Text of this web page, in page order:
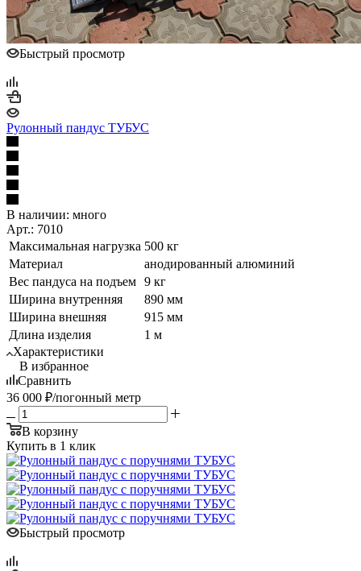
Быстрый просмотр
Рулонный пандус ТУБУС
В наличии: много
Арт.: 7010
Максимальная нагрузка 500 кг
Материал
анодированный алюминий
Вес пандуса на подъем 9 кг
Ширина внутренняя
890 мм
Ширина внешняя
915 мм
Длина изделия
1 м
Характеристики
В избранное
Сравнить
36 000 ₽/погонный метр
В корзину
Купить в 1 клик
Быстрый просмотр